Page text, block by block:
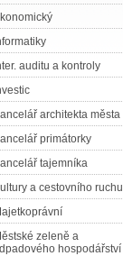
auditu a kontroly
architekta města
primátorky
tajemníka
a cestovního ruchu
zeleně a
hospodářství